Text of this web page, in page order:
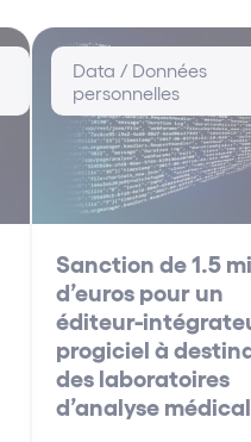
Data / Données
personnelles
Sanction de 1.5
d’euros pour un
éditeur-
progiciel à
des laboratoires
d’analyse